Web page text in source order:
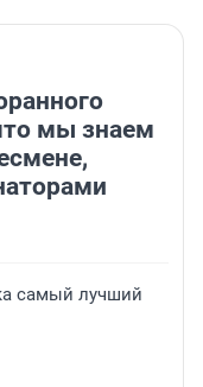
мы знаем
самый лучший